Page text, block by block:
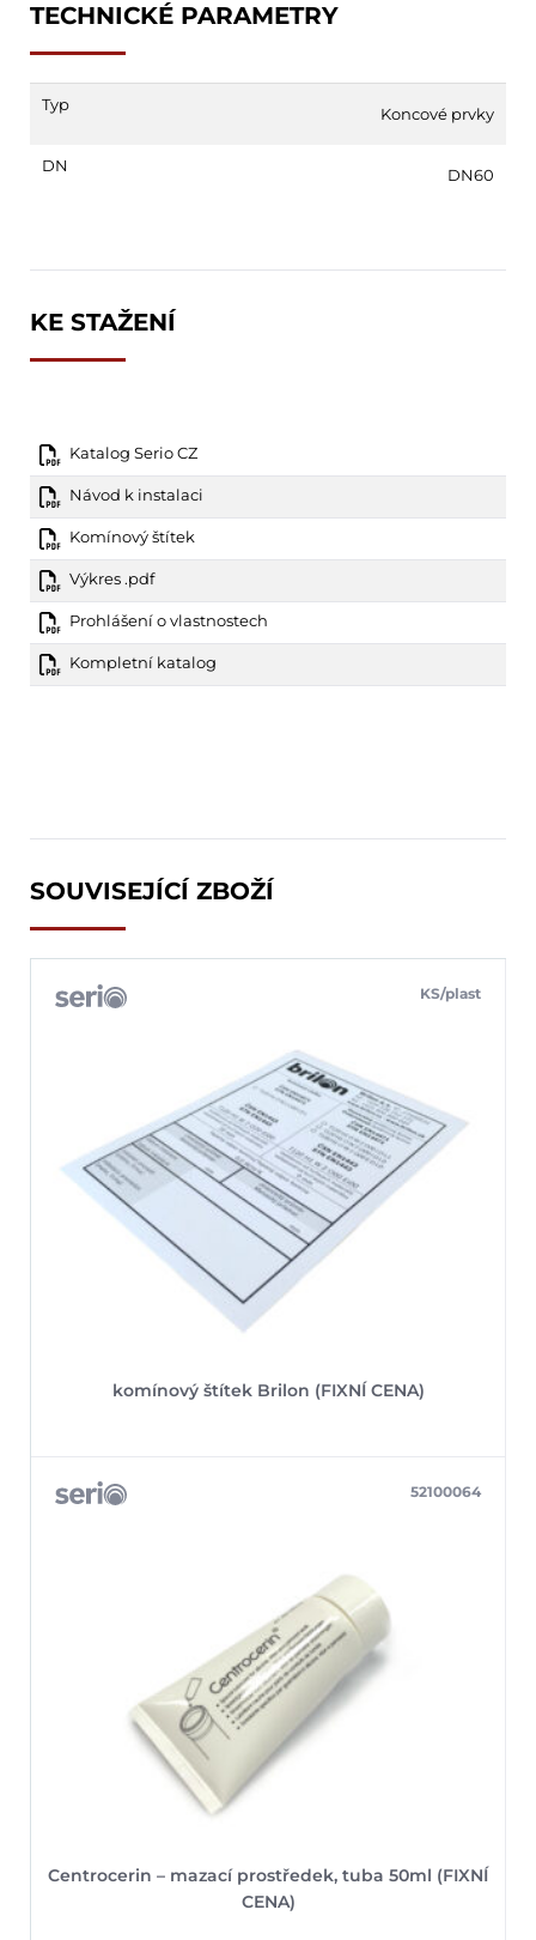
TECHNICKÉ PARAMETRY
Typ Koncové prvky
DN DN60
KE STAŽENÍ
Katalog Serio CZ
Návod k instalaci
Komínový štítek
Výkres .pdf
Prohlášení o vlastnostech
Kompletní katalog
SOUVISEJÍCÍ ZBOŽÍ
komínový štítek Brilon (FIXNÍ CENA)
KS/plast
Centrocerin – mazací prostředek, tuba 50ml (FIXNÍ
CENA)
52100064